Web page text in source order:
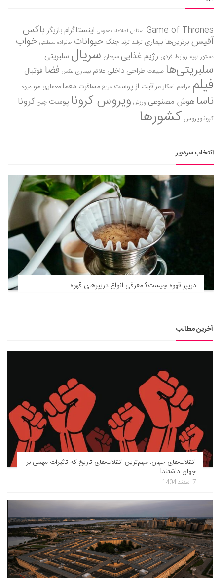
Game of Thrones استایل اطلاعات عمومی اینستاگرام بازیگر باکس
آفیس برترین‌ها بیماری ترفند ترند جنگ حیوانات خانواده سلطنتی خواب
دستور تهیه روابط فردی رژیم غذاییسرطان سریال سلبریتی
سلبریتی‌ها طبیعت طراحی داخلی علائم بیماری عکس فضا فوتبال
فیلم مراسم اسکارمراقبت از پوست مریخ مسافرت معمامعماری مو میوه
ناساهوش مصنوعی ورزش ویروس کرونا پوست چین کرونا
کروناویروس کشورها
انتخاب سردبیر
دریپر قهوه چیست؟ معرفی انواع دریپرهای قهوه
آخرین مطالب
انقلاب‌های جهان: مهم‌ترین انقلاب‌های تاریخ که تاثیرات مهمی بر
جهان داشتند!
7 اسفند 1404